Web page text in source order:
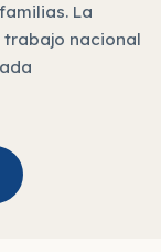
La
trabajo nacional